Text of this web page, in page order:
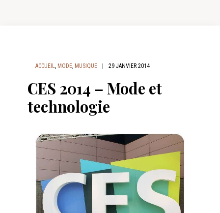
ACCUEIL, MODE, MUSIQUE 29 JANVIER 2014
CES 2014 – Mode et
technologie